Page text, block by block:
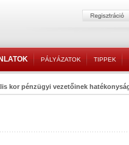
PÁLYÁZATOK TIPPEK
kor pénzügyi vezetőinek